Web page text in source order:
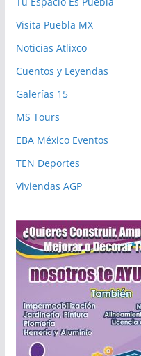
Visita Puebla MX
Noticias Atlixco
Cuentos y Leyendas
Galerías 15
MS Tours
EBA México Eventos
TEN Deportes
Viviendas AGP